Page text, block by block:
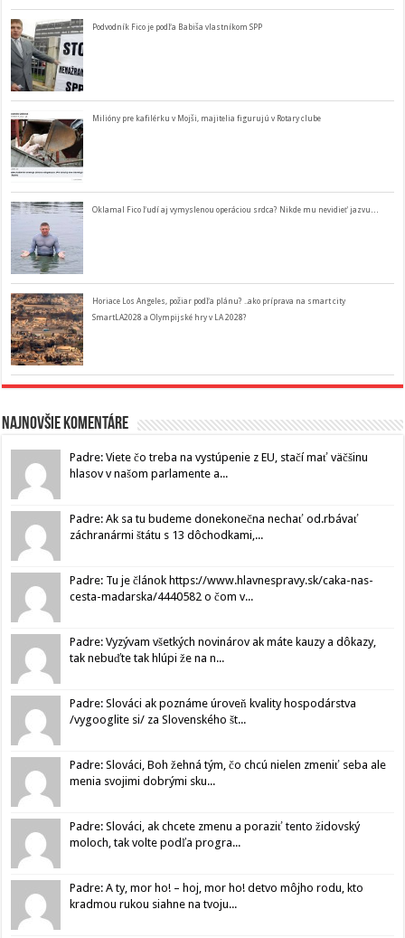
Podvodník Fico je podľa Babiša vlastníkom SPP
Milióny pre kafilérku v Mojši, majitelia figurujú v Rotary clube
Oklamal Fico ľudí aj vymyslenou operáciou srdca? Nikde mu nevidieť jazvu…
Horiace Los Angeles, požiar podľa plánu? ..ako príprava na smart city
SmartLA2028 a Olympijské hry v LA 2028?
Najnovšie komentáre
Padre: Viete čo treba na vystúpenie z EU, stačí mať väčšinu
hlasov v našom parlamente a...
Padre: Ak sa tu budeme donekonečna nechať od.rbávať
záchranármi štátu s 13 dôchodkami,...
Padre: Tu je článok https://www.hlavnespravy.sk/caka-nas-
cesta-madarska/4440582 o čom v...
Padre: Vyzývam všetkých novinárov ak máte kauzy a dôkazy,
tak nebuďte tak hlúpi že na n...
Padre: Slováci ak poznáme úroveň kvality hospodárstva
/vygooglite si/ za Slovenského št...
Padre: Slováci, Boh žehná tým, čo chcú nielen zmeniť seba ale
menia svojimi dobrými sku...
Padre: Slováci, ak chcete zmenu a poraziť tento židovský
moloch, tak volte podľa progra...
Padre: A ty, mor ho! – hoj, mor ho! detvo môjho rodu, kto
kradmou rukou siahne na tvoju...